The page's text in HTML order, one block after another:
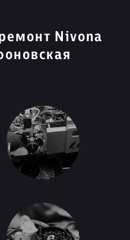
Nivona